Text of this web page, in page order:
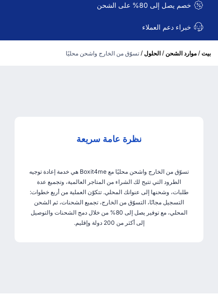
خصم يصل إلى 80% على الشحن
خبراء دعم العملاء
بيت / موارد الشحن / الحلول / تسوّق من الخارج واشحن محليًا
نظرة عامة سريعة
تسوّق من الخارج واشحن محليًا مع Boxit4me هي خدمة إعادة توجيه
الطرود التي تتيح لك الشراء من المتاجر العالمية، وتجميع عدة
طلبات، وشحنها إلى عنوانك المحلي. تتكوّن العملية من أربع خطوات:
التسجيل مجانًا، التسوّق من الخارج، تجميع الشحنات، ثم الشحن
المحلي، مع توفير يصل إلى 80% من خلال دمج الشحنات والتوصيل
إلى أكثر من 200 دولة وإقليم.